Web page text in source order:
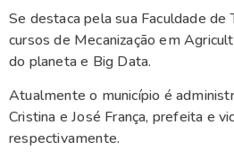
Se destaca pela sua Faculdade de
cursos de Mecanização em
do planeta e Big Data.
Atualmente o município é
Cristina e José França, prefeita e
respectivamente.